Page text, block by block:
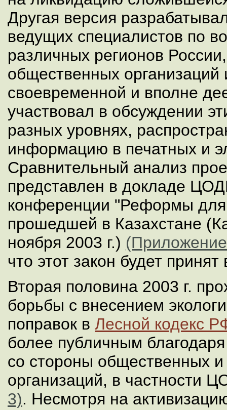
Другая версия
ведущих специалистов по
различных регионов
общественных организаций
своевременной и вполне
участвовал в обсуждении
разных уровнях,
информацию в печатных и
Сравнительный анализ
представлен в докладе
конференции "Реформы
прошедшей в Казахстане
ноября 2003 г.)
что этот закон будет принят
Вторая половина 2003 г.
борьбы с внесением
поправок в Лесной кодекс
более публичным
со стороны общественных
организаций, в частности
3). Несмотря на